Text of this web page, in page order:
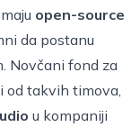
open-source
da postanu
Novčani fond za
od takvih timova,
u kompaniji